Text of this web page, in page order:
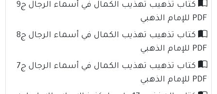
كتاب تذهيب تهذيب الكمال في أسماء الرجال ج9
PDF للإمام الذهبي
كتاب تذهيب تهذيب الكمال في أسماء الرجال ج8
PDF للإمام الذهبي
كتاب تذهيب تهذيب الكمال في أسماء الرجال ج7
PDF للإمام الذهبي